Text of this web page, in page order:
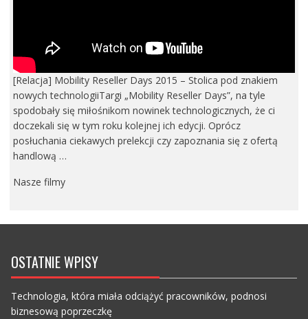
[Relacja] Mobility Reseller Days 2015 – Stolica pod znakiem
nowych technologiiTargi „Mobility Reseller Days”, na tyle
spodobały się miłośnikom nowinek technologicznych, że ci
doczekali się w tym roku kolejnej ich edycji. Oprócz
posłuchania ciekawych prelekcji czy zapoznania się z ofertą
handlową …
Nasze filmy
OSTATNIE WPISY
Technologia, która miała odciążyć pracowników, podnosi
biznesową poprzeczkę